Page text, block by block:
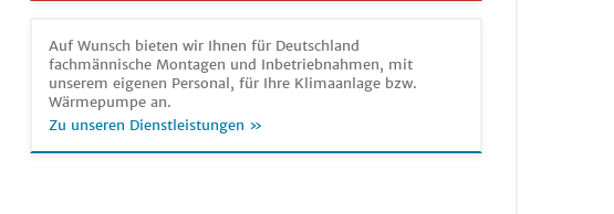
Auf Wunsch bieten wir Ihnen für Deutschland
fachmännische Montagen und Inbetriebnahmen, mit
unserem eigenen Personal, für Ihre Klimaanlage bzw.
Wärmepumpe an.
Zu unseren Dienstleistungen »